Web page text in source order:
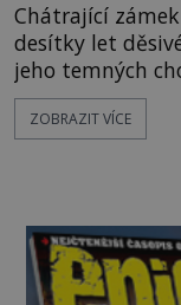
Chátrající
desítky let
jeho temných
nářek. Jiní mluví
podivném
paranormálních
ZOBRAZIT VÍCE